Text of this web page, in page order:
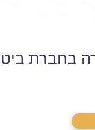
בחברת